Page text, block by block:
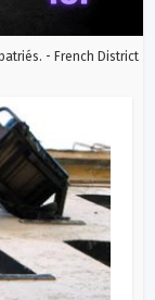
- French District